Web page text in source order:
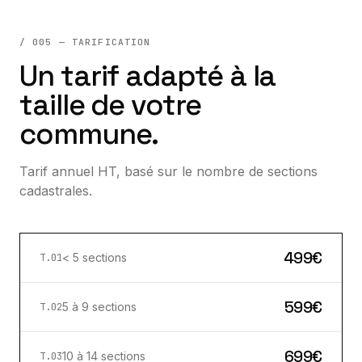
/ 005 — TARIFICATION
Un tarif adapté à la
taille de votre
commune.
Tarif annuel HT, basé sur le nombre de sections
cadastrales.
T.01< 5 sections 499€
T.025 à 9 sections 599€
T.0310 à 14 sections 699€